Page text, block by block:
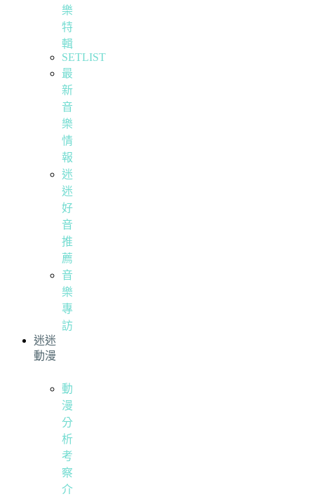
樂
特
輯
SETLIST
最
新
音
樂
情
報
迷
迷
好
音
推
薦
音
樂
專
訪
迷迷
動漫
動
漫
分
析
考
察
介